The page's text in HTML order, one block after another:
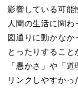
影響している可能
人間の生活に関
図通りに動かなか
とったりするこ
「愚かさ」や「
リンクしやすかっ